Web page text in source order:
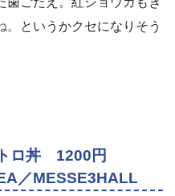
というかクセになりそう
ロ丼 1200円
／MESSE3HALL